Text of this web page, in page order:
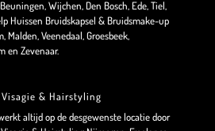
Wijchen, Den Bosch, Ede, Tiel,
Huissen Bruidskapsel & Bruidsmake-up
Malden, Veenedaal, Groesbeek,
en Zevenaar.
Visagie & Hairstyling
altijd op de desgewenste locatie door